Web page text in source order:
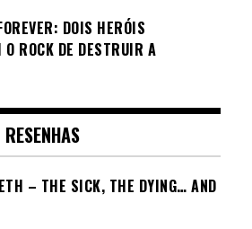
DOIS HERÓIS
ROCK DE DESTRUIR A
RESENHAS
– THE SICK, THE DYING… AND